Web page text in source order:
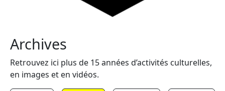
Archives
Retrouvez ici plus de 15 années d’activités culturelles,
en images et en vidéos.